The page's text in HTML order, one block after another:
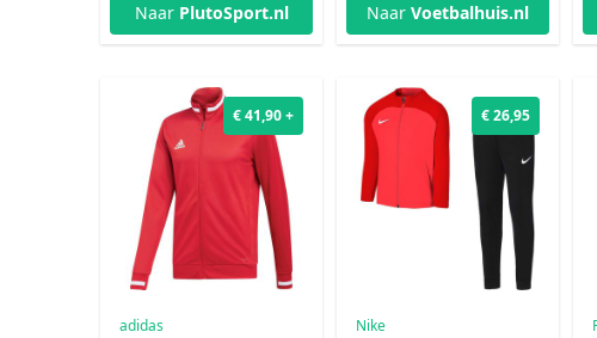
Naar PlutoSport.nl Naar Voetbalhuis.nl
€ 41,90 +
adidas
€ 26,95
Nike